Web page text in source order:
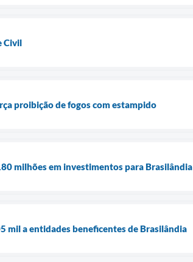
Civil
proibição de fogos com estampido
milhões em investimentos para Brasilândia
mil a entidades beneficentes de Brasilândia